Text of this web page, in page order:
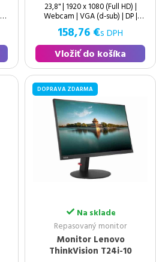
23,8" | 1920 x 1080 (Full HD) |
Webcam | VGA (d-sub) | DP |
HDMI | USB 3.0 | LAN (RJ-45) |
USB Type-C | USB-B | 16:9 | Ako
158,76 €s DPH
Vložiť do košíka
DOPRAVA ZDARMA
Na sklade
Repasovaný monitor
Monitor Lenovo
ThinkVision T24i-10